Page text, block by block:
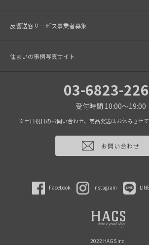
反響送客サービス事業者募集
住まいの事例写真サイト
03-6823-
受付時間 10:00～19:00
※土日祝日のお問い合わせ、商品発送はお休みさせて
お問い合わせ
Facebook Instagram
2022 HAGS inc.